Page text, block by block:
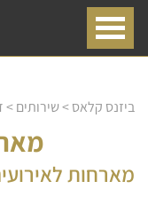
ביזנס קלאס>שירותים>
מארחות